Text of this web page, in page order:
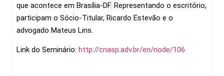
que acontece em Brasília-DF. Representando o escritório,
participam o Sócio-Titular, Ricardo Estevão e o
advogado Mateus Lins.
Link do Seminário:http://cnasp.adv.br/en/node/106